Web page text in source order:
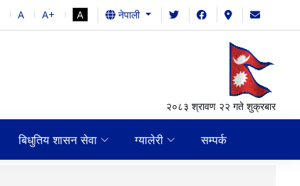
A A+ A नेपाली
२०८३ श्रावण २२ गते शुक्रबार
बिधुतिय शासन सेवा ग्यालेरी सम्पर्क